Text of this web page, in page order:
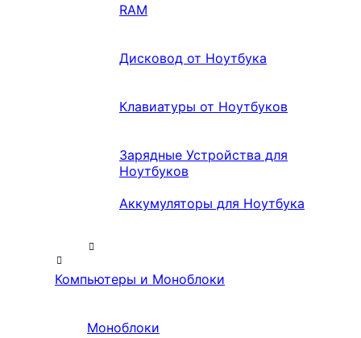
RAM
Дисковод от Ноутбука
Клавиатуры от Ноутбуков
Зарядные Устройства для
Ноутбуков
Аккумуляторы для Ноутбука
Компьютеры и Моноблоки
Моноблоки